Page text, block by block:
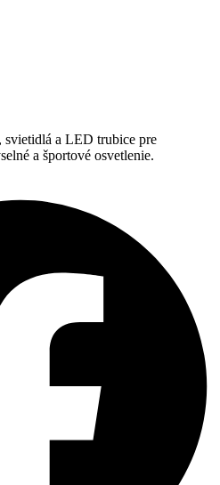
a LED trubice pre
a športové osvetlenie.